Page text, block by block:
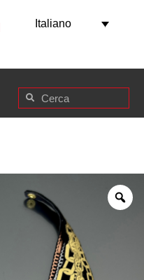
Italiano